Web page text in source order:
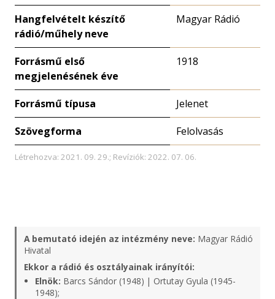
Hangfelvételt készítő
rádió/műhely neve
Magyar Rádió
Forrásmű első
megjelenésének éve
1918
Forrásmű típusa Jelenet
Szövegforma Felolvasás
Létrehozva: 2021. 09. 29.; Revíziók: 2022. 07. 06.
A bemutató idején az intézmény neve: Magyar Rádió
Hivatal
Ekkor a rádió és osztályainak irányítói:
Elnök: Barcs Sándor (1948) | Ortutay Gyula (1945-
1948);